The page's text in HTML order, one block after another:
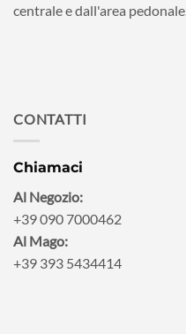
centrale e dall'area pedonale.
CONTATTI
Chiamaci
Al Negozio:
+39 090 7000462
Al Mago:
+39 393 5434414